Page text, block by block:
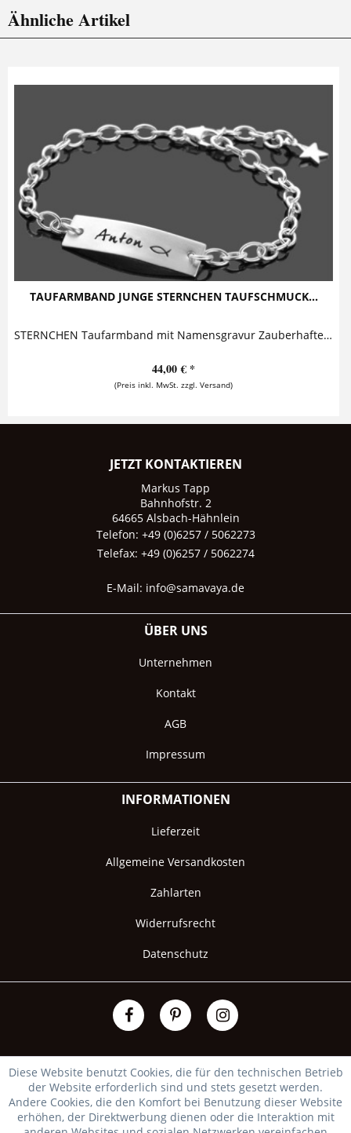
Ähnliche Artikel
TAUFARMBAND JUNGE STERNCHEN TAUFSCHMUCK...
STERNCHEN Taufarmband mit Namensgravur Zauberhaftes Taufarmband für Jungen mit individueller Namensgravur. Das Armband wird von dem geprägten Christenfisch und dem kleinen Sternchen Anhänger...
44,00 € *
(Preis inkl. MwSt. zzgl. Versand)
JETZT KONTAKTIEREN
Markus Tapp
Bahnhofstr. 2
64665 Alsbach-Hähnlein
Telefon: +49 (0)6257 / 5062273
Telefax: +49 (0)6257 / 5062274
E-Mail: info@samavaya.de
ÜBER UNS
Unternehmen
Kontakt
AGB
Impressum
INFORMATIONEN
Lieferzeit
Allgemeine Versandkosten
Zahlarten
Widerrufsrecht
Datenschutz
Diese Website benutzt Cookies, die für den technischen Betrieb
der Website erforderlich sind und stets gesetzt werden.
Andere Cookies, die den Komfort bei Benutzung dieser Website
erhöhen, der Direktwerbung dienen oder die Interaktion mit